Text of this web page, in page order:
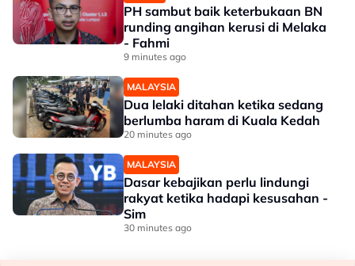
PH sambut baik keterbukaan BN
runding angihan kerusi di Melaka
- Fahmi
9 minutes ago
MALAYSIA
Dua lelaki ditahan ketika sedang
berlumba haram di Kuala Kedah
20 minutes ago
MALAYSIA
Dasar kebajikan perlu lindungi
rakyat ketika hadapi kesusahan -
Sim
30 minutes ago